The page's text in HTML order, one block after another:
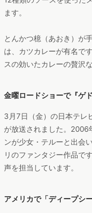
ます。
とんかつ檍（あおき）が
は、カツカレーが有名で
スの効いたカレーの贅沢
金曜ロードショーで『ゲ
3月7日（金）の日本テレ
が放送されました。2006
ンが少女・テルーと出会
リのファンタジー作品で
声を担当しています。
アメリカで「ディープシ